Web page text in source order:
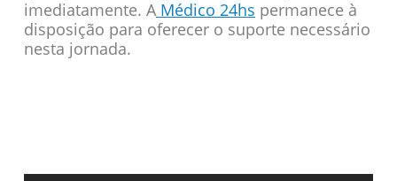
imediatamente. A Médico 24hs permanece à
disposição para oferecer o suporte necessário
nesta jornada.